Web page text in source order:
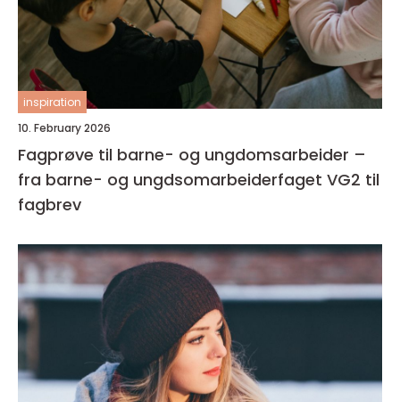
inspiration
10. February 2026
Fagprøve til barne- og ungdomsarbeider –
fra barne- og ungdsomarbeiderfaget VG2 til
fagbrev